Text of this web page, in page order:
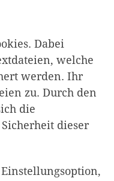
Dabei
welche
werden. Ihr
zu. Durch den
die
dieser